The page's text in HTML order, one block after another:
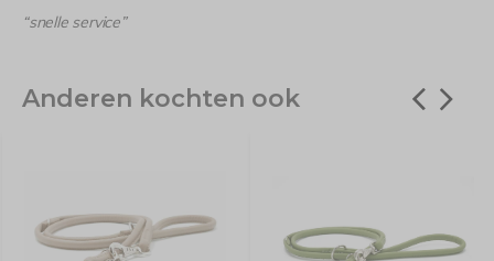
“snelle service”
Anderen kochten ook